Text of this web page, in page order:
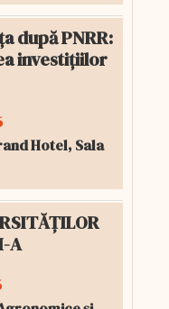
după PNRR:
investițiilor
Hotel, Sala
A